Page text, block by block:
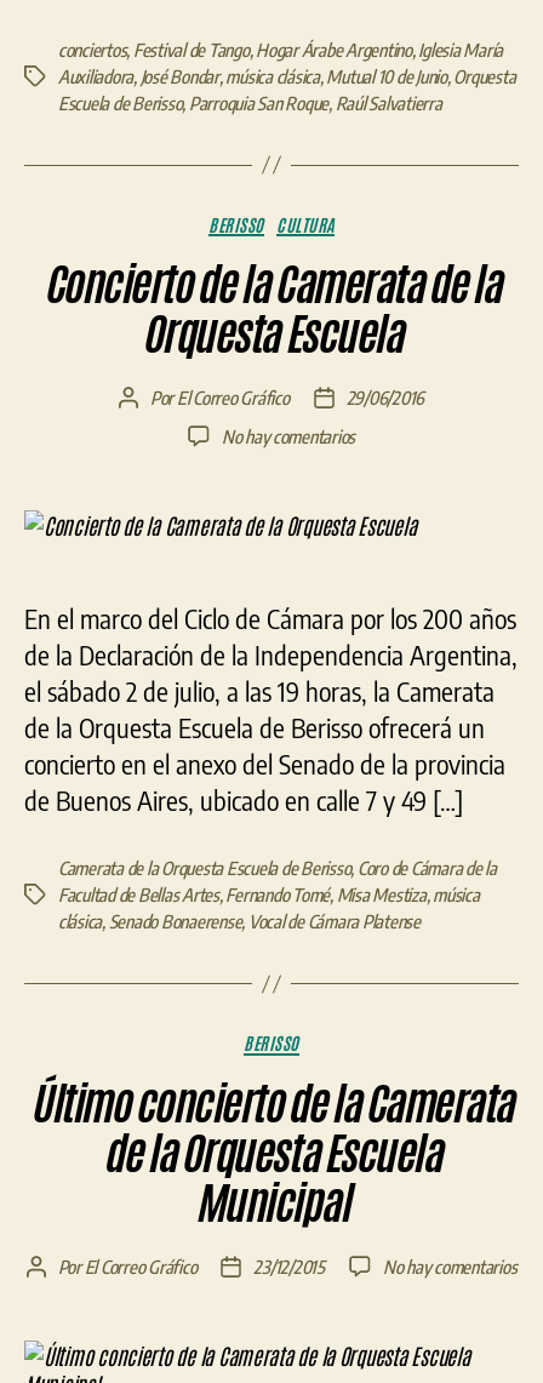
Etiquetas
conciertos, Festival de Tango, Hogar Árabe Argentino, Iglesia María
Auxiliadora, José Bondar, música clásica, Mutual 10 de Junio, Orquesta
Escuela de Berisso, Parroquia San Roque, Raúl Salvatierra
Categorías
BERISSO CULTURA
Concierto de la Camerata de la
Orquesta Escuela
AutorPorEl Correo Gráfico
Fecha
de
29/06/2016
No hay comentariosen
la
Camerata
Orquesta
Escuela
En el marco del Ciclo de Cámara por los 200 años
de la Declaración de la Independencia Argentina,
el sábado 2 de julio, a las 19 horas, la Camerata
de la Orquesta Escuela de Berisso ofrecerá un
concierto en el anexo del Senado de la provincia
de Buenos Aires, ubicado en calle 7 y 49 […]
Etiquetas
Camerata de la Orquesta Escuela de Berisso, Coro de Cámara de la
Facultad de Bellas Artes,Fernando Tomé, Misa Mestiza,música
clásica, Senado Bonaerense, Vocal de Cámara Platense
Categorías
BERISSO
Último concierto de la Camerata
de la Orquesta Escuela
Municipal
Autor
entrada
PorEl Correo Gráfico
Fecha
entrada
23/12/2015 No hay comentariosen